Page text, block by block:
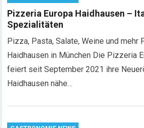
Pizzeria Europa Haidhausen –
Spezialitäten
Pizza, Pasta, Salate, Weine und mehr
Haidhausen in München Die Pizzeria
feiert seit September 2021 ihre
Haidhausen nähe…